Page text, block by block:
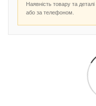
Наявність товару та
або за телефоном.